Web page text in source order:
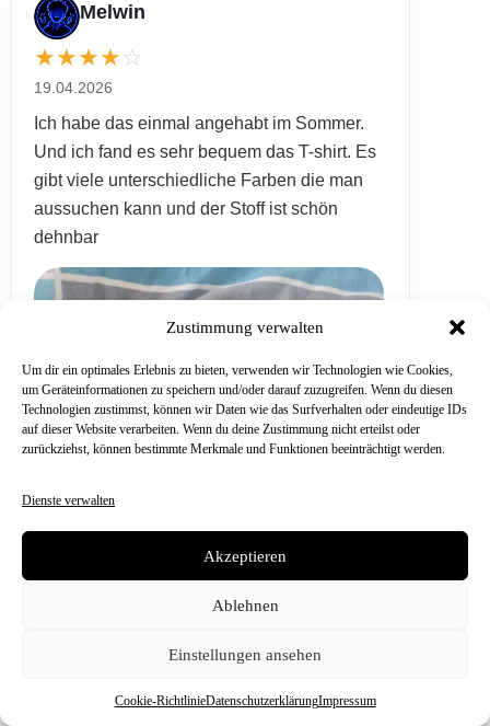
Zustimmung verwalten
Um dir ein optimales Erlebnis zu bieten, verwenden wir Technologien wie Cookies,
um Geräteinformationen zu speichern und/oder darauf zuzugreifen. Wenn du diesen
Technologien zustimmst, können wir Daten wie das Surfverhalten oder eindeutige IDs
auf dieser Website verarbeiten. Wenn du deine Zustimmung nicht erteilst oder
zurückziehst, können bestimmte Merkmale und Funktionen beeinträchtigt werden.
Dienste verwalten
Akzeptieren
Ablehnen
Einstellungen ansehen
Cookie-RichtlinieDatenschutzerklärungImpressum
Melwin
★★★★☆
19.04.2026
Ich habe das einmal angehabt im Sommer.
Und ich fand es sehr bequem das T-shirt. Es
gibt viele unterschiedliche Farben die man
aussuchen kann und der Stoff ist schön
dehnbar